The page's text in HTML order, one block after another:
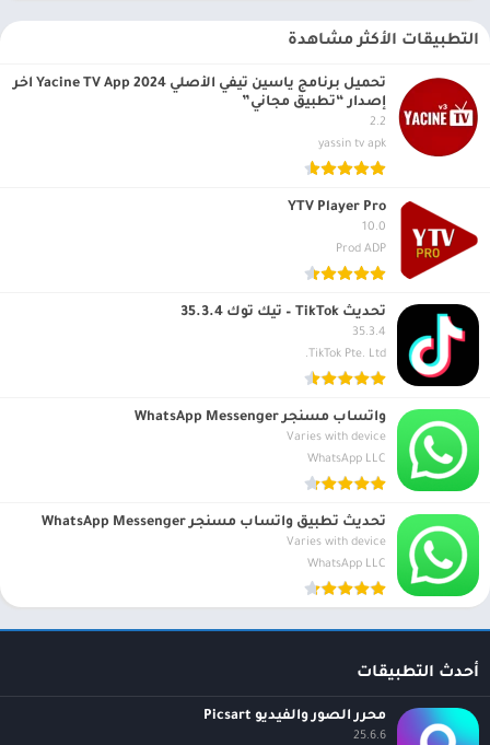
التطبيقات الأكثر مشاهدة
تحميل برنامج ياسين تيفي الأصلي 2024 Yacine TV App آخر
إصدار “تطبيق مجاني”
2.2
yassin tv apk
YTV Player Pro
10.0
Prod ADP
تحديث TikTok – تيك توك 35.3.4
35.3.4
TikTok Pte. Ltd.
واتساب مسنجر WhatsApp Messenger
Varies with device
WhatsApp LLC
تحديث تطبيق واتساب مسنجر WhatsApp Messenger
Varies with device
WhatsApp LLC
أحدث التطبيقات
محرر الصور والفيديو Picsart
25.6.6